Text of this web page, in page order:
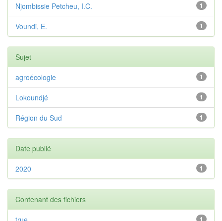
1
Njombissie Petcheu, I.C.
1
Voundi, E.
Sujet
1
agroécologie
1
Lokoundjé
1
Région du Sud
Date publié
1
2020
Contenant des fichiers
1